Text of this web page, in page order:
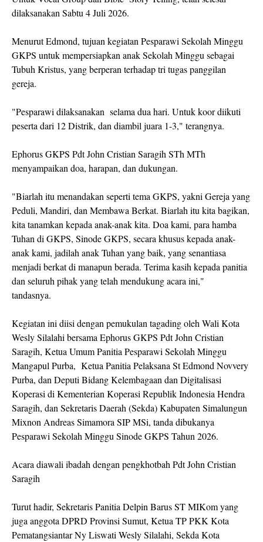
dilaksanakan Sabtu 4 Juli 2026.
Menurut Edmond, tujuan kegiatan Pesparawi Sekolah Minggu
GKPS untuk mempersiapkan anak Sekolah Minggu sebagai
Tubuh Kristus, yang berperan terhadap tri tugas panggilan
gereja.
"Pesparawi dilaksanakan selama dua hari. Untuk koor diikuti
peserta dari 12 Distrik, dan diambil juara 1-3," terangnya.
Ephorus GKPS Pdt John Cristian Saragih STh MTh
menyampaikan doa, harapan, dan dukungan.
"Biarlah itu menandakan seperti tema GKPS, yakni Gereja yang
Peduli, Mandiri, dan Membawa Berkat. Biarlah itu kita bagikan,
kita tanamkan kepada anak-anak kita. Doa kami, para hamba
Tuhan di GKPS, Sinode GKPS, secara khusus kepada anak-
anak kami, jadilah anak Tuhan yang baik, yang senantiasa
menjadi berkat di manapun berada. Terima kasih kepada panitia
dan seluruh pihak yang telah mendukung acara ini,"
tandasnya.
Kegiatan ini diisi dengan pemukulan tagading oleh Wali Kota
Wesly Silalahi bersama Ephorus GKPS Pdt John Cristian
Saragih, Ketua Umum Panitia Pesparawi Sekolah Minggu
Mangapul Purba, Ketua Panitia Pelaksana St Edmond Novvery
Purba, dan Deputi Bidang Kelembagaan dan Digitalisasi
Koperasi di Kementerian Koperasi Republik Indonesia Hendra
Saragih, dan Sekretaris Daerah (Sekda) Kabupaten Simalungun
Mixnon Andreas Simamora SIP MSi, tanda dibukanya
Pesparawi Sekolah Minggu Sinode GKPS Tahun 2026.
Acara diawali ibadah dengan pengkhotbah Pdt John Cristian
Saragih
Turut hadir, Sekretaris Panitia Delpin Barus ST MIKom yang
juga anggota DPRD Provinsi Sumut, Ketua TP PKK Kota
Pematangsiantar Ny Liswati Wesly Silalahi, Sekda Kota